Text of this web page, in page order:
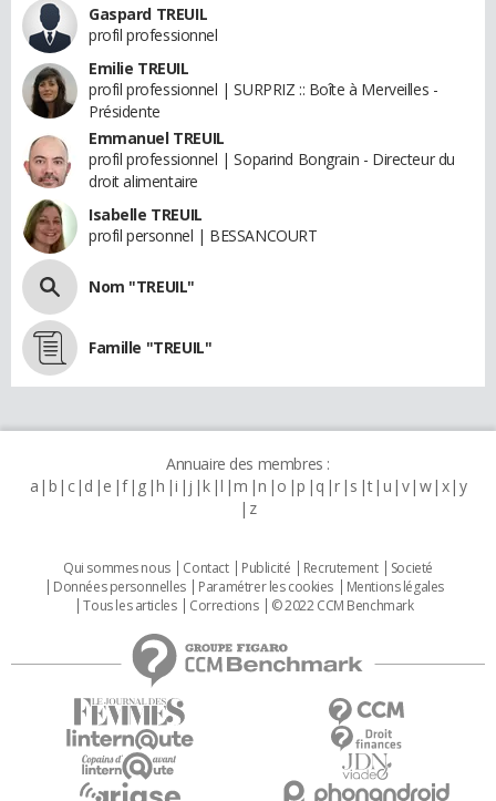
Gaspard TREUIL
profil professionnel
Emilie TREUIL
profil professionnel | SURPRIZ :: Boîte à Merveilles -
Présidente
Emmanuel TREUIL
profil professionnel | Soparind Bongrain - Directeur du
droit alimentaire
Isabelle TREUIL
profil personnel | BESSANCOURT
Nom "TREUIL"
Famille "TREUIL"
Annuaire des membres :
a b c d e f g h i j k l m n o p q r s t u v w x y
z
Qui sommes nous Contact Publicité Recrutement
Societé
Données personnelles
Paramétrer les cookies
Mentions légales
Tous les articles
Corrections © 2022 CCM Benchmark